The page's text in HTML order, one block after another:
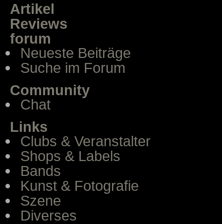
Artikel
Reviews
forum
Neueste Beiträge
Suche im Forum
Community
Chat
Links
Clubs & Veranstalter
Shops & Labels
Bands
Kunst & Fotografie
Szene
Diverses